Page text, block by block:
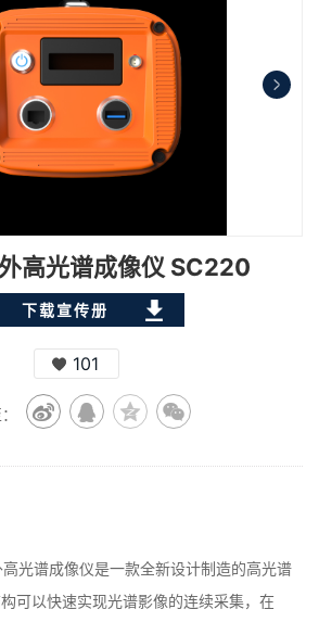
高光谱成像仪 SC220
下载宣传册
101
光谱成像仪是一款全新设计制造的高光谱
可以快速实现光谱影像的连续采集，在